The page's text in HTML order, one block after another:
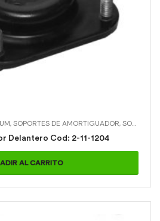
,SOPORTES DE AMORTIGUADOR,SOPORTES DE AMORTIGUADOR > SOPORTE AMORTIGUADOR DELANTERO
Soporte Amortiguador Delantero Cod: 2-11-1204
AL CARRITO